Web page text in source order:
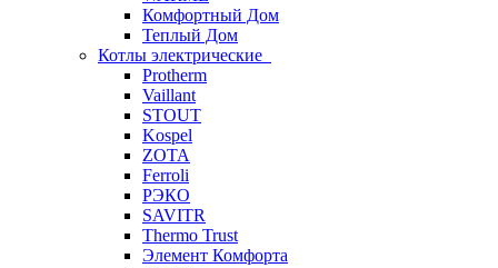
Комфортный Дом
Теплый Дом
Котлы электрические
Protherm
Vaillant
STOUT
Kospel
ZOTA
Ferroli
РЭКО
SAVITR
Thermo Trust
Элемент Комфорта